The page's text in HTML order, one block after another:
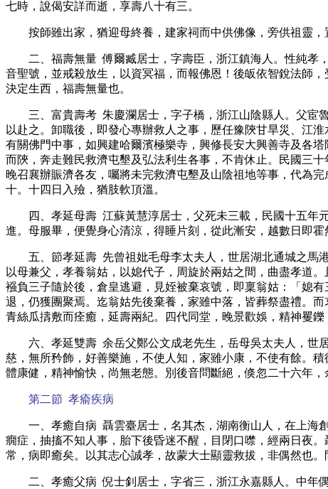
七時，說偈安詳而逝，享壽八十有三。
按師雖出家，猶迎母終養，建家祠而中供佛像，旁供祖靈
二、福壽無量 傅爾臧居士，字壽臣，浙江鎮海人。性純孝
音聖號，並戒殺放生，以資冥福，而報佛恩！後皈依智銳法師
決定生西，福壽無量也。
三、富貴壽考 朱慶瀾居士，字子橋，浙江山陰縣人。父宦
以赴之。卸職後，即發心專辦救人之事，歷任豫陝甘旱災、江
有關佛門中事，如興建哈爾濱極樂寺，興修長安大興善寺及各
而陝，奔走難民救濟屯墾及弘法利生各事，不肯休止。民國三
晚召襄辦賑濟各友，囑將未完救濟屯墾及山陰祖地等事，代為
十。十四日入殮，猶肢軟頂溫。
四、孝延母壽 江蘇黃慧淳居士，父死未三載，民國十五年
進。母服畢，便覺身心清涼，得睡片刻，從此漸安，越數日即
五、節孝延壽 先曾祖妣毛母李太夫人，世居湖北通城之馬
以母兼父，孝養翁姑，以媳代子，周旋於兩姑之間，曲盡孝道
襁負三子隨於後，倉皇逃避，見姪被棄哀號，即稟翁姑：「媳
退，仍獲團聚焉。迄翁姑先後棄養，家雖中落，皆葬祭盡禮。
青絲瓜擣敷而痊癒，延壽兩紀。四代同堂，晚景歡娛，精神矍
六、孝延雙壽 余岳父鄭公文成老先生，岳母吳太夫人，世
慈，無所矜飾，好善樂施，不使人知，家雖小康，不使有餘。
體康健，精神愉快，尚無老態。別後音問斷絕，倏忽二十六年
第二節 孝瘉疾病
一、孝癒自病 聶雲臺居士，名其杰，湖南衡山人，在上海
癇症，抽搐不知人事，胎下後昏迷不醒，目閉口噤，經兩日夜
常，病即癒矣。以其志心誠孝，故蒙大士顯靈救拔，非偶然也
二、孝癒父病 倪士釗居士，字省三，浙江永嘉縣人。中年